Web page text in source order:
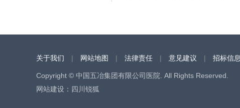
关于我们 | 网站地图 | 法律责任 | 意见建议 | 招标信息
Copyright © 中国五冶集团有限公司医院. All Rights Reserved.
网站建设 ： 四川锐狐